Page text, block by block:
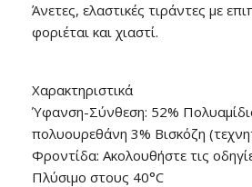
Άνετες, ελαστικές τιράντες με
φοριέται και χιαστί.
Χαρακτηριστικά
Ύφανση-Σύνθεση: 52%
πολυουρεθάνη 3% Βισκόζη
Φροντίδα: Ακολουθήστε τις
Πλύσιμο στους 40°C